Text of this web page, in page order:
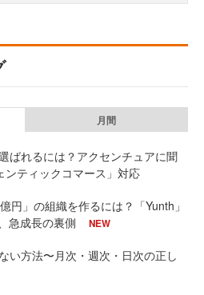
月間
ばれるには？アクセンチュアに聞
ンティックコマース」対応
円」の組織を作るには？「Yunth」
急成長の裏側
NEW
い方法〜月次・週次・日次の正し